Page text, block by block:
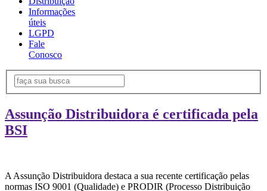
Informações
úteis
LGPD
Fale
Conosco
Assunção Distribuidora é certificada pela
BSI
A Assunção Distribuidora destaca a sua recente certificação pelas
normas ISO 9001 (Qualidade) e PRODIR (Processo Distribuição